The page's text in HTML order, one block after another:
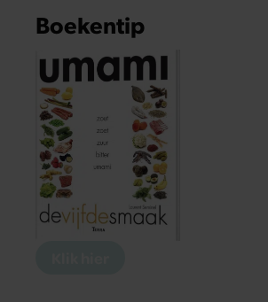
Boekentip